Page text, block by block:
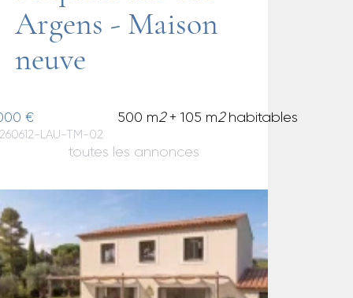
Argens - Maison
neuve
€ 500 m2+ 105 m2habitables
LAU-TM-02
toutes les annonces